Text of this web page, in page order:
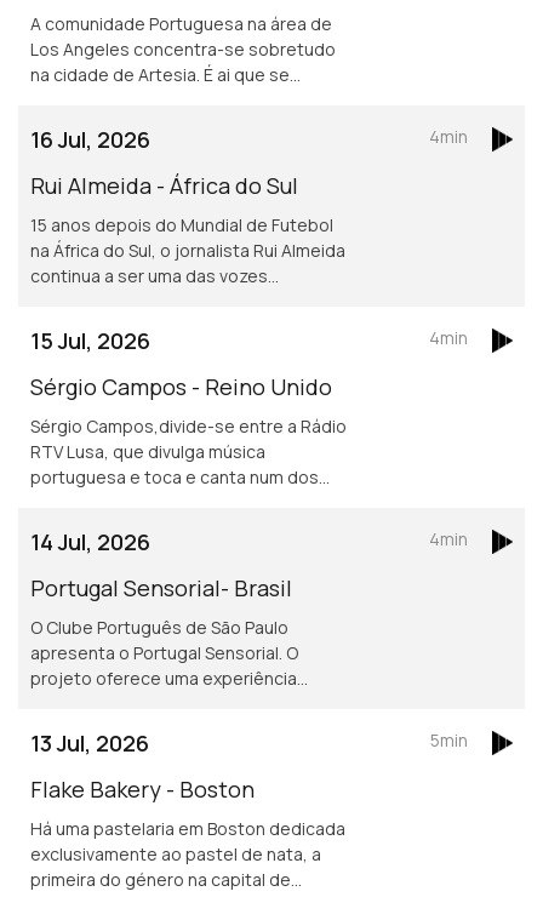
A comunidade Portuguesa na área de
Los Angeles concentra-se sobretudo
na cidade de Artesia. É ai que se
Portugueses nos Estados Unidos.
16 Jul, 2026
Rui Almeida - África do Sul
15 anos depois do Mundial de Futebol
na África do Sul, o jornalista Rui Almeida
continua a ser uma das vozes
lusofonia.
4min
15 Jul, 2026
Sérgio Campos - Reino Unido
Sérgio Campos,divide-se entre a Rádio
RTV Lusa, que divulga música
portuguesa e toca e canta num dos
4min
14 Jul, 2026
Portugal Sensorial- Brasil
O Clube Português de São Paulo
apresenta o Portugal Sensorial. O
projeto oferece uma experiência
e um show audiovisual tecnológico.
4min
13 Jul, 2026
Flake Bakery - Boston
Há uma pastelaria em Boston dedicada
exclusivamente ao pastel de nata, a
primeira do género na capital de
5min